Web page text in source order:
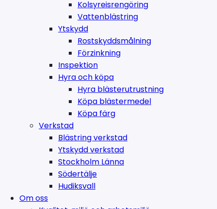
Kolsyreisrengöring
Vattenblästring
Ytskydd
Rostskyddsmålning
Förzinkning
Inspektion
Hyra och köpa
Hyra blästerutrustning
Köpa blästermedel
Köpa färg
Verkstad
Blästring verkstad
Ytskydd verkstad
Stockholm Länna
Södertälje
Hudiksvall
Om oss